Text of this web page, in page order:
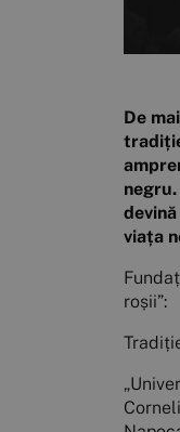
De
viața
roșii”: